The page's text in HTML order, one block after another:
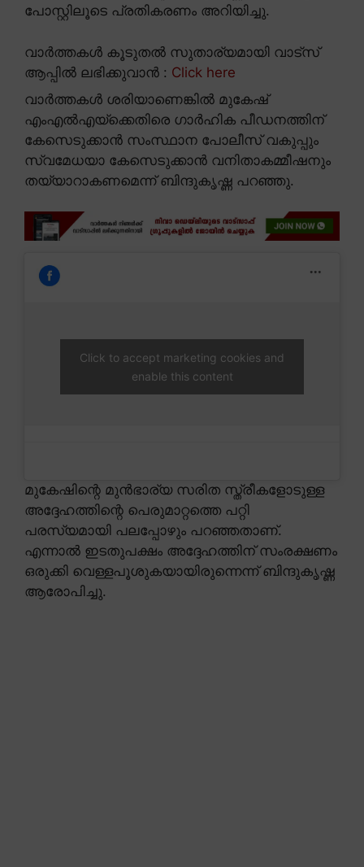
പോസ്റ്റിലൂടെ പ്രതികരണം അറിയിച്ചു.
വാർത്തകൾ കൂടുതൽ സുതാര്യമായി വാട്സ്
ആപ്പിൽ ലഭിക്കുവാൻ : Click here
വാർത്തകൾ ശരിയാണെങ്കിൽ മുകേഷ്
എംഎൽഎയ്ക്കെതിരെ ഗാർഹിക പീഡനത്തിന്
കേസെടുക്കാൻ സംസ്ഥാന പോലീസ് വകുപ്പും
സ്വമേധയാ കേസെടുക്കാൻ വനിതാകമ്മീഷനും
തയ്യാറാകണമെന്ന് ബിന്ദുകൃഷ്ണ പറഞ്ഞു.
Click to accept marketing cookies and
enable this content
മുകേഷിന്റെ മുൻഭാര്യ സരിത സ്ത്രീകളോടുള്ള
അദ്ദേഹത്തിന്റെ പെരുമാറ്റത്തെ പറ്റി
പരസ്യമായി പലപ്പോഴും പറഞ്ഞതാണ്.
എന്നാൽ ഇടതുപക്ഷം അദ്ദേഹത്തിന് സംരക്ഷണം
ഒരുക്കി വെള്ളപൂശുകയായിരുന്നെന്ന് ബിന്ദുകൃഷ്ണ
ആരോപിച്ചു.